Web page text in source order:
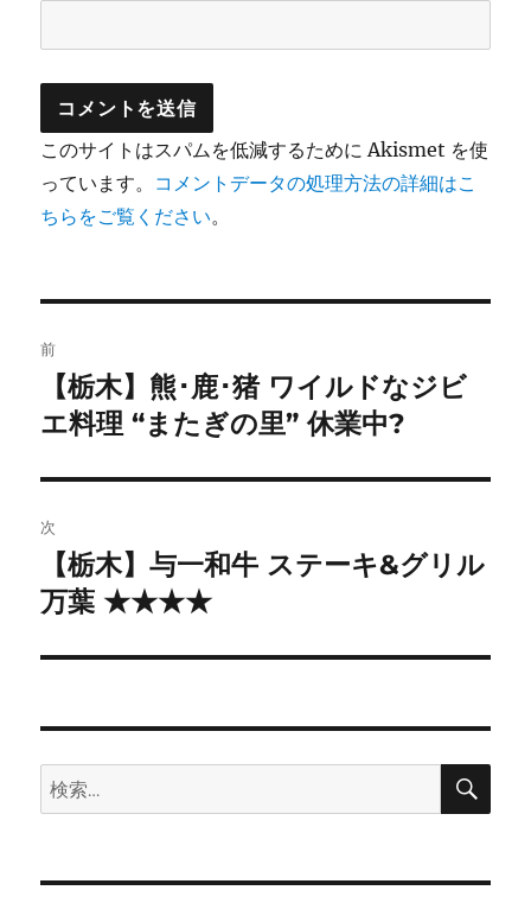
このサイトはスパムを低減するために Akismet を使
っています。 コメントデータの処理方法の詳細はこ
ちらをご覧ください。
稿
ナ
ビ
ゲ
ー
シ
ン
前
の
稿:
【栃木】熊･鹿･猪 ワイルドなジビ
エ料理 “またぎの里” 休業中?
次
の
稿:
【栃木】与一和牛 ステーキ&グリル
万葉 ★★★★
検
索:
検